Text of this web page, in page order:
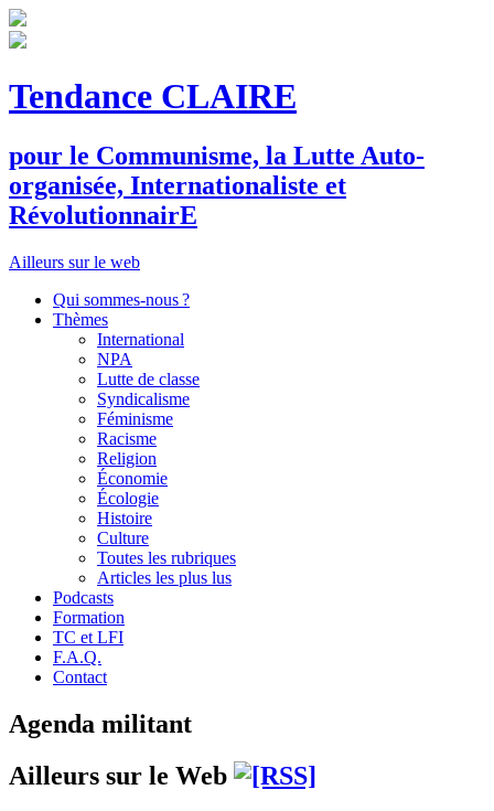
Tendance CLAIRE
pour le Communisme, la Lutte Auto-
organisée, Internationaliste et
RévolutionnairE
Ailleurs sur le web
Qui sommes-nous ?
Thèmes
International
NPA
Lutte de classe
Syndicalisme
Féminisme
Racisme
Religion
Économie
Écologie
Histoire
Culture
Toutes les rubriques
Articles les plus lus
Podcasts
Formation
TC et LFI
F.A.Q.
Contact
Agenda militant
Ailleurs sur le Web